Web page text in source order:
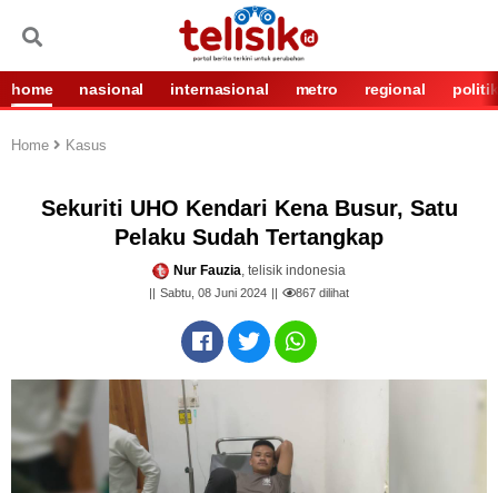
home nasional internasional metro regional politik
Home Kasus
Sekuriti UHO Kendari Kena Busur, Satu
Pelaku Sudah Tertangkap
Nur Fauzia, telisik indonesia
Sabtu, 08 Juni 2024 867 dilihat